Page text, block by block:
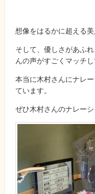
想像をはるかに超える美
そして、優しさがあふ
んの声がすごくマッチし
本当に木村さんにナレ
ています。
ぜひ木村さんのナレー